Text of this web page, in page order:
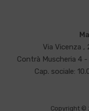
Via Vicenza ,
Contrà Muscheria 4
Cap. sociale:
Copyright ©